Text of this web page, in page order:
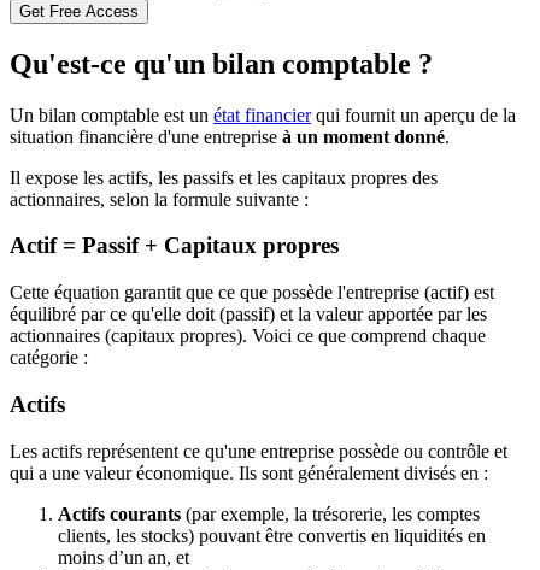
Qu'est-ce qu'un bilan comptable ?
Un bilan comptable est un état financierqui fournit un aperçu de la
situation financière d'une entreprise à un moment donné.
Il expose les actifs, les passifs et les capitaux propres des
actionnaires, selon la formule suivante :
Actif = Passif + Capitaux propres
Cette équation garantit que ce que possède l'entreprise (actif) est
équilibré par ce qu'elle doit (passif) et la valeur apportée par les
actionnaires (capitaux propres). Voici ce que comprend chaque
catégorie :
Actifs
Les actifs représentent ce qu'une entreprise possède ou contrôle et
qui a une valeur économique. Ils sont généralement divisés en :
Actifs courants (par exemple, la trésorerie, les comptes
clients, les stocks) pouvant être convertis en liquidités en
moins d’un an, et